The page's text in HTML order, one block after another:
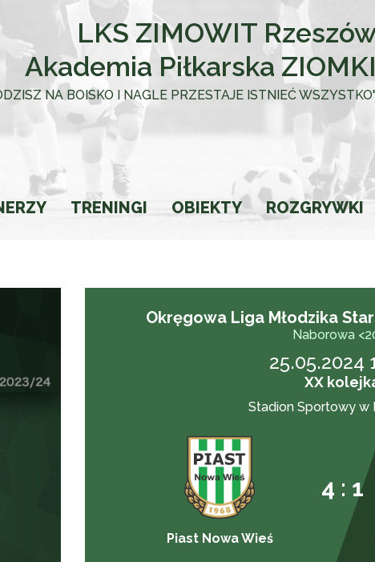
LKS ZIMOWIT
Akademia Piłkarska ZIOMKI
NA BOISKO I NAGLE PRZESTAJE ISTNIEĆ
TRENINGI OBIEKTY ROZGRYWKI
Wyniki
Ligi
Okręgowa Liga Młodzika
Naborowa
25.05.2024
XX
Stadion Sportowy w
4 : 1
Piast Nowa Wieś